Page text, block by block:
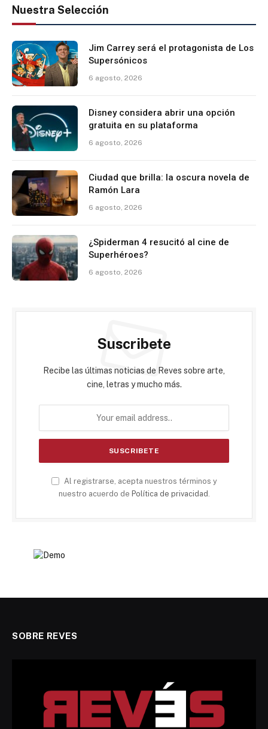
Nuestra Selección
Jim Carrey será el protagonista de Los
Supersónicos
6 agosto, 2026
Disney considera abrir una opción
gratuita en su plataforma
6 agosto, 2026
Ciudad que brilla: la oscura novela de
Ramón Lara
6 agosto, 2026
¿Spiderman 4 resucitó al cine de
Superhéroes?
6 agosto, 2026
Suscribete
Recibe las últimas noticias de Reves sobre arte,
cine, letras y mucho más.
Al registrarse, acepta nuestros términos y
nuestro acuerdo de Política de privacidad
SOBRE REVES